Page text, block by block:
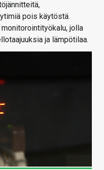
pois käytöstä.
jolla
ja lämpötilaa.